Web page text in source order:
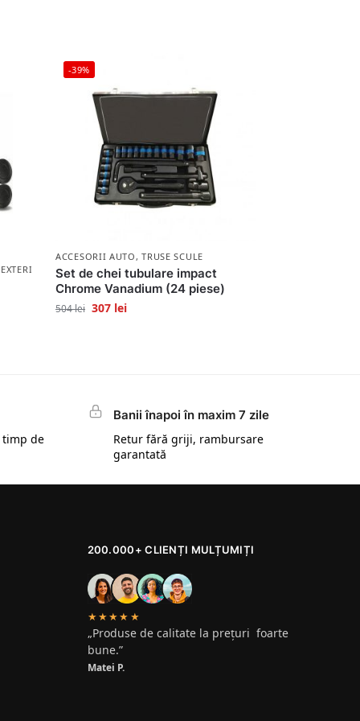
-39%
ACCESORII AUTO,TRUSE SCULE
Set de chei tubulare impact
Chrome Vanadium (24 piese)
504lei 307 lei
timp de
Banii înapoi în maxim 7 zile
Retur fără griji, rambursare
garantată
200.000+ CLIENȚI MULȚUMIȚI
★★★★★
„Produse de calitate la prețuri foarte
bune.”
Matei P.